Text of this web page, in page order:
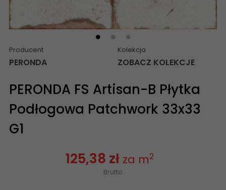
Producent
PERONDA
Kolekcja
ZOBACZ KOLEKCJE
PERONDA FS Artisan-B Płytka
Podłogowa Patchwork 33x33
G1
125,38 zł za m2
Brutto